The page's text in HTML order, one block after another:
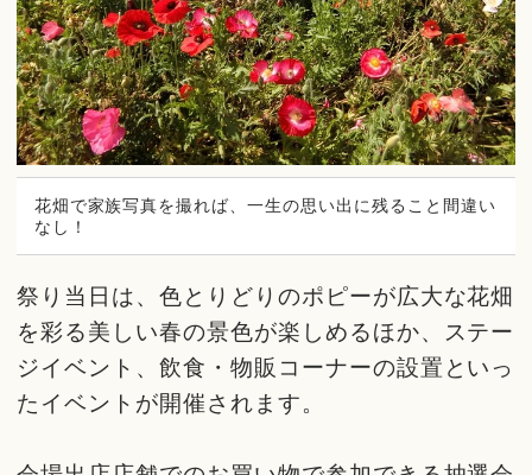
花畑で家族写真を撮れば、一生の思い出に残ること間違い
なし！
祭り当日は、色とりどりのポピーが広大な花畑
を彩る美しい春の景色が楽しめるほか、ステー
ジイベント、飲食・物販コーナーの設置といっ
たイベントが開催されます。